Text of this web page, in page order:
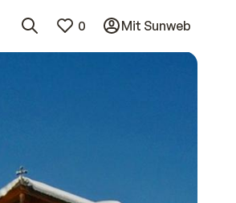
0 Mit Sunweb